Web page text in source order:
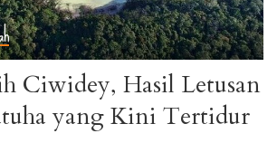
Ciwidey, Hasil Letusan
yang Kini Tertidur